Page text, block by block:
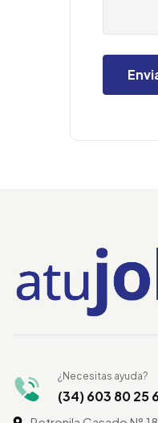
¿Necesitas ayuda?
(34) 603 80 25